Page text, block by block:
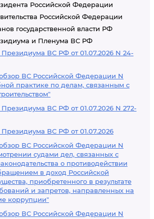
Российской Федерации
Российской Федерации
государственной власти РФ
и Пленума ВС РФ
ВС РФ от 01.07.2026 N 24-
ВС Российской Федерации N
практике по делам, связанным с
ВС РФ от 01.07.2026 N 272-
ВС РФ от 01.07.2026
ВС Российской Федерации N
судами дел, связанных с
о противодействии
в доход Российской
приобретенного в результате
и запретов, направленных на
коррупции"
ВС Российской Федерации N